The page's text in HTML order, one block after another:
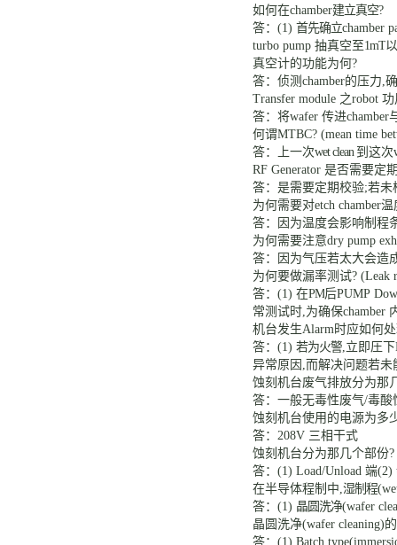
如何在chamber建立真空?
答： (1) 首先确立chamber
turbo pump 抽真空至1mT
真空计的功能为何?
答：侦测 chamber的压力,
Transfer module 之robot 功
答：将wafer 传进chamber
何谓MTBC? (mean time
答：上一次wet clean 到这次
RF Generator 是否需要定
答：是需要定期校验;若未
为何需要对etch chamber温
答：因为温度会影响制程
为何需要注意dry pump
答：
因为气压若太大会造
为何要做漏率测试? (Leak
答： (1) 在PM后PUMP
常测试时,为确保chamber
机台发生Alarm时应如何
答： (1) 若为火警,立即圧下
异常原因 ,而解决问题若未
蚀刻机台废气排放分为那
答：一般无毒性废气/毒酸
蚀刻机台使用的电源为多
答： 208V 三相干式
蚀刻机台分为那几个部份
答： (1) Load/Unload 端(2)
在半导体程制中,湿制程
答： (1) 晶圆洗净(wafer
晶圆洗净(wafer cleaning)
答： (1) Batch